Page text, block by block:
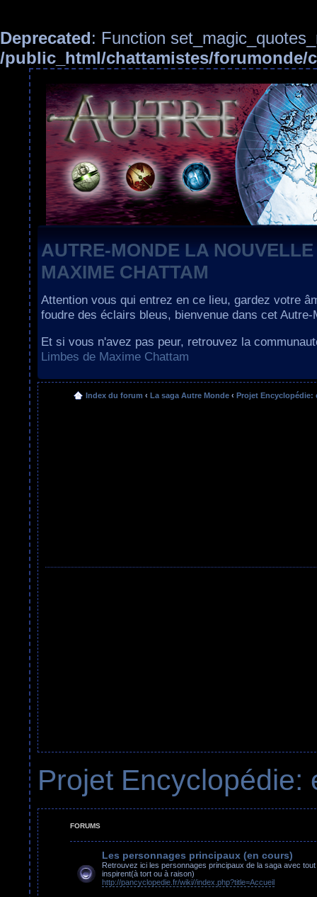
Deprecated: Function
/public_html/chattamistes/forumonde/
AUTRE-MONDE LA
MAXIME CHATTAM
Attention vous qui entrez en ce lieu, gardez votre
foudre des éclairs bleus, bienvenue dans cet Autre-
Et si vous n'avez pas peur, retrouvez la
Limbes de Maxime Chattam
Index du forum ‹ La saga Autre Monde ‹ Projet Encyclopédie:
Projet Encyclopédie:
FORUMS
Les personnages principaux (en cours)
Retrouvez ici les personnages principaux de la saga avec
inspirent(à tort ou à raison)
http://pancyclopedie.fr/wiki//index.php?title=Accueil